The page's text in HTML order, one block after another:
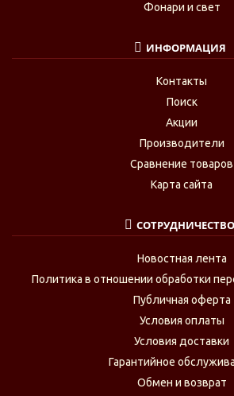
Фонари и свет
ИНФОРМАЦИЯ
Контакты
Поиск
Акции
Производители
Сравнение товаров
Карта сайта
СОТРУДНИЧЕСТВО
Новостная лента
Политика в отношении обработки
Публичная оферта
Условия оплаты
Условия доставки
Гарантийное
Обмен и возврат